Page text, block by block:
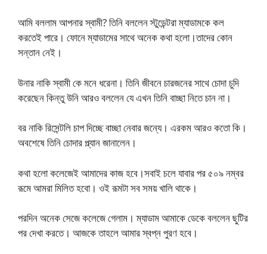
আমি বললাম আপনার স্বামী? তিনি বললেন স্টুডেন্টরা ম্যাডামকে কল
করতেই পারে। ফোনে ম্যাডামের সাথে অনেক কথা হলো।তাদের কোন
সন্তান নেই।
উনার নাকি স্বামী কে মনে ধরেনা। তিনি জীবনে চারজনের সাথে চোদা চুদি
করেছেন কিন্তু উনি আরও বললেন যে এখন তিনি বাচ্ছা নিতে চান না।
বর নাকি রিসেন্টলি চাপ দিচ্ছে বাচ্ছা নেবার জন্যে। এরকম আরও কতো কি।
অবশেষে তিনি চোদার প্ল্যান জানালেন।
কথা হলো কলেজেই আমাদের কাজ হবে।সবাই চলে যাবার পর ৫০৯ নম্বর
রূমে আমরা মিলিত হবো। ওই রূমটা সব সময় খালি থাকে।
পরদিন অনেক সেজে কলেজে গেলাম। ম্যাডাম আমাকে ডেকে বললেন ছুটির
পর দেখা করতে। আজকে তাহলে আমার স্বপ্ন পুরণ হবে।